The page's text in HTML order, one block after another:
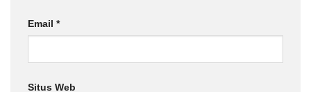
Email *
Situs Web